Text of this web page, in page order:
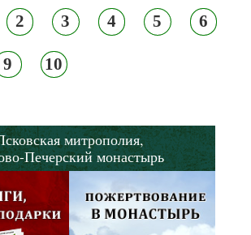
2 3 4 5 6
9 10
митрополия,
Печерский монастырь